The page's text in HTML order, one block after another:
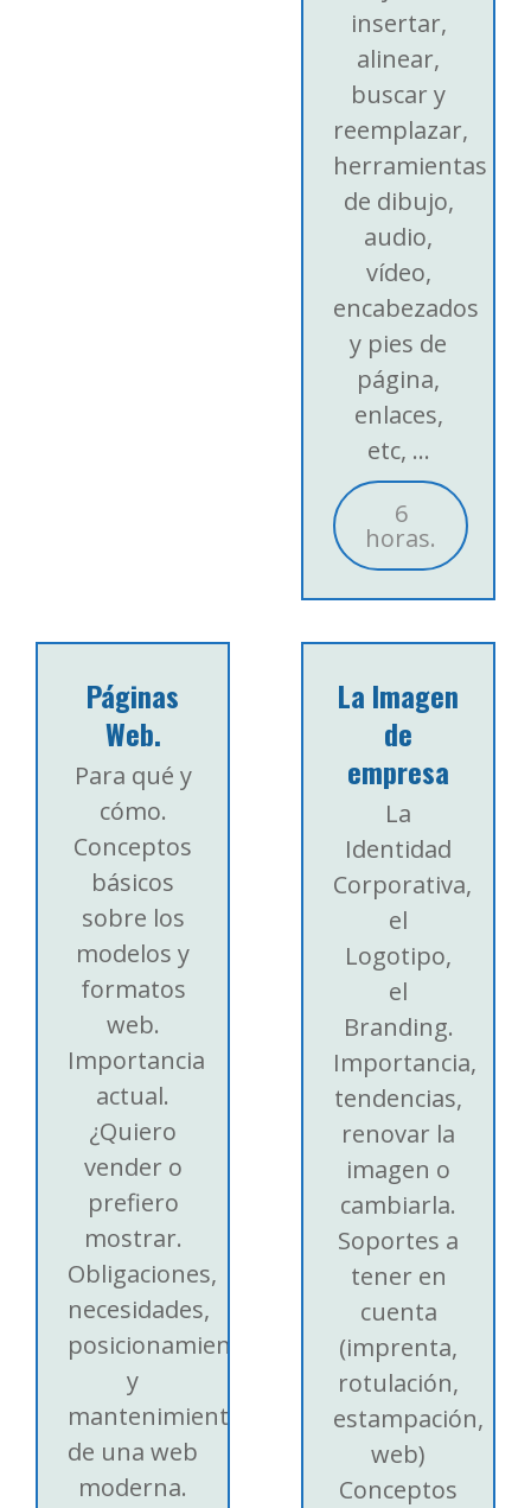
insertar,
alinear,
buscar y
reemplazar,
herramientas
de dibujo,
audio,
vídeo,
encabezados
y pies de
página,
enlaces,
etc, ...
6
horas.
Páginas
Web.
Para qué y
cómo.
Conceptos
básicos
sobre los
modelos y
formatos
web.
Importancia
actual.
¿Quiero
vender o
prefiero
mostrar.
Obligaciones,
necesidades,
posicionamiento
y
mantenimiento
de una web
moderna.
La Imagen
de
empresa
La
Identidad
Corporativa,
el
Logotipo,
el
Branding.
Importancia,
tendencias,
renovar la
imagen o
cambiarla.
Soportes a
tener en
cuenta
(imprenta,
rotulación,
estampación,
web)
Conceptos